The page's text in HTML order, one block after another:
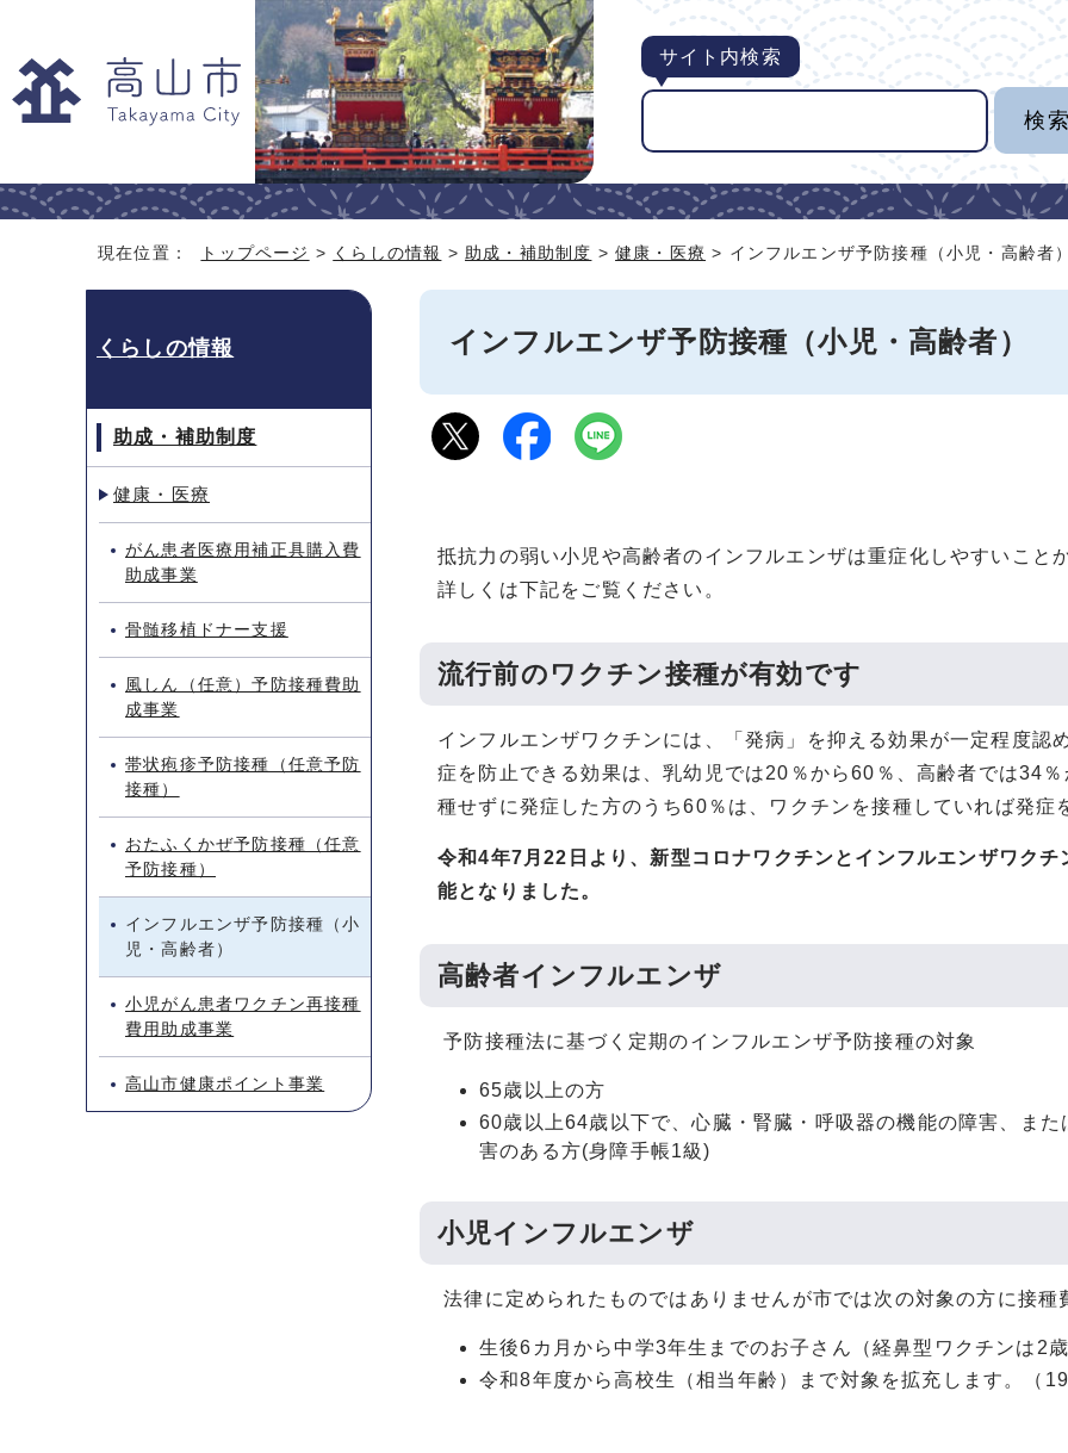
サイト内検索
現在位置： トップページ > くらしの情報 > 助成・補助制度 >健康・医療 > インフルエンザ予防接種（小児・高齢者）
インフルエンザ予防接種（小児・高齢者）
抵抗力の弱い小児や高齢者のインフルエンザは重症化しやすいこと
詳しくは下記をご覧ください。
流行前のワクチン接種が有効です
インフルエンザワクチンには、「発病」を抑える効果が一定程度認
症を防止できる効果は、乳幼児では20％から60％、高齢者では34
種せずに発症した方のうち60％は、ワクチンを接種していれば発症
令和4年7月22日より、新型コロナワクチンとインフルエンザワク
能となりました。
高齢者インフルエンザ
予防接種法に基づく定期のインフルエンザ予防接種の対象
65歳以上の方
60歳以上64歳以下で、心臓・腎臓・呼吸器の機能の障害、ま
害のある方(身障手帳1級)
小児インフルエンザ
法律に定められたものではありませんが市では次の対象の方に接種
生後6カ月から中学3年生までのお子さん（経鼻型ワクチンは2
令和8年度から高校生（相当年齢）まで対象を拡充し
くらしの情報
助成・補助制度
健康・医療
がん患者医療用補正具購入費
助成事業
骨髄移植ドナー支援
風しん（任意）予防接種費助
成事業
帯状疱疹予防接種（任意予防
接種）
おたふくかぜ予防接種（任意
予防接種）
インフルエンザ予防接種（小
児・高齢者）
小児がん患者ワクチン再接種
費用助成事業
高山市健康ポイント事業